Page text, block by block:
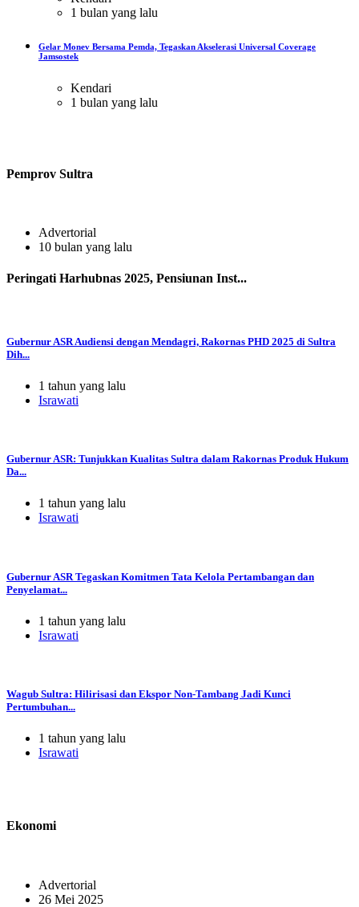
1 bulan yang lalu
Gelar Monev Bersama Pemda, Tegaskan Akselerasi Universal Coverage
Jamsostek
Kendari
1 bulan yang lalu
Pemprov Sultra
Advertorial
10 bulan yang lalu
Peringati Harhubnas 2025, Pensiunan Inst...
Gubernur ASR Audiensi dengan Mendagri, Rakornas PHD 2025 di Sultra
Dih...
1 tahun yang lalu
Israwati
Gubernur ASR: Tunjukkan Kualitas Sultra dalam Rakornas Produk Hukum
Da...
1 tahun yang lalu
Israwati
Gubernur ASR Tegaskan Komitmen Tata Kelola Pertambangan dan
Penyelamat...
1 tahun yang lalu
Israwati
Wagub Sultra: Hilirisasi dan Ekspor Non-Tambang Jadi Kunci
Pertumbuhan...
1 tahun yang lalu
Israwati
Ekonomi
Advertorial
26 Mei 2025